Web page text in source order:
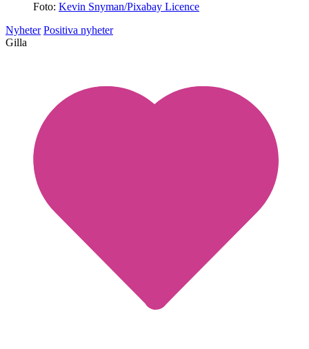
Foto: Kevin Snyman/Pixabay Licence
Nyheter Positiva nyheter
Gilla